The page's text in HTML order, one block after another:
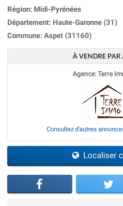
Région: Midi-Pyrénées
Département: Haute-Garonne (31)
Commune: Aspet (31160)
À VENDRE PAR
Agence: Terre
Consultez d'autres
Localiser